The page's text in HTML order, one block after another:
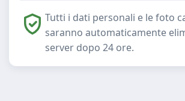
Tutti i dati personali e le foto
saranno automaticamente
server dopo 24 ore.